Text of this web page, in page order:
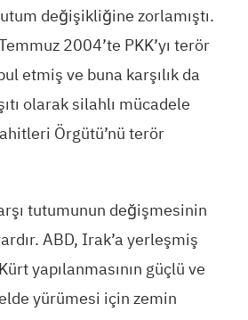
değişikliğine zorlamıştı.
2004’te PKK’yı terör
etmiş ve buna karşılık da
olarak silahlı mücadele
Örgütü’nü terör
tutumunun değişmesinin
ABD, Irak’a yerleşmiş
yapılanmasının güçlü ve
yürümesi için zemin